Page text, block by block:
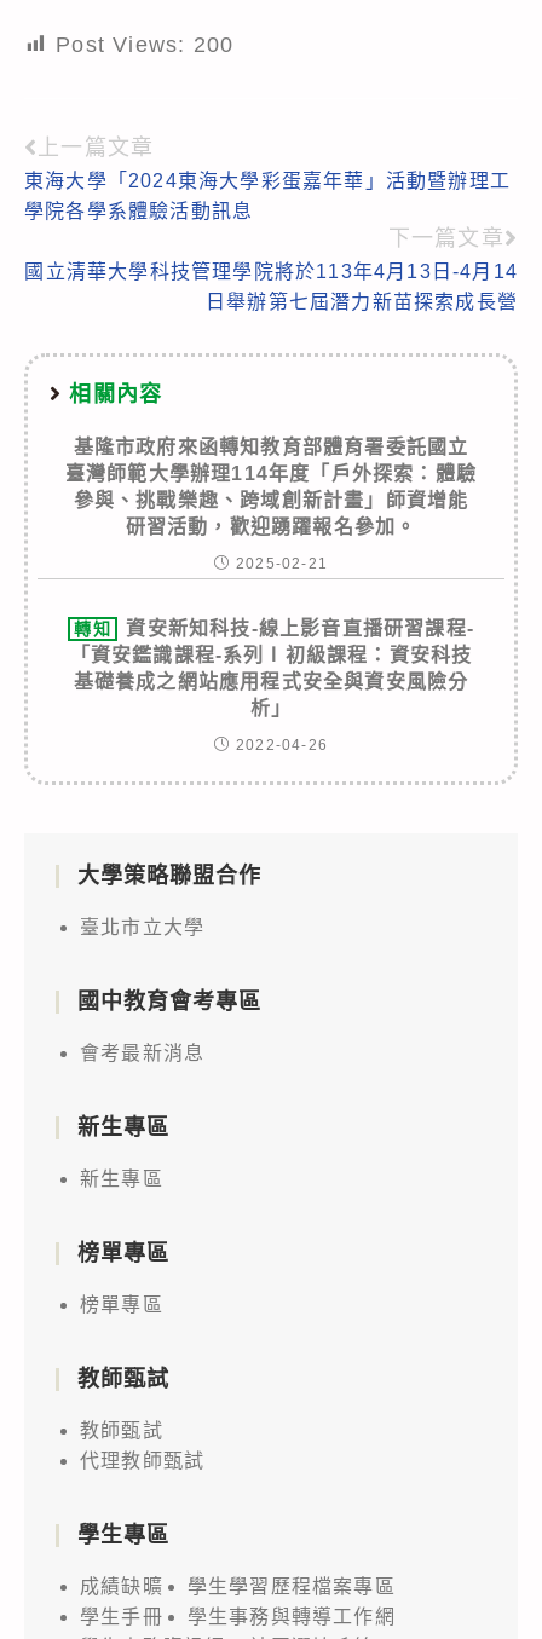
Post Views: 200
Read
more
上一篇文章
東海大學「2024東海大學彩蛋嘉年華」活動暨辦理工
學院各學系體驗活動訊息
下一篇文章
國立清華大學科技管理學院將於113年4月13日-4月14
日舉辦第七屆潛力新苗探索成長營
相關內容
基隆市政府來函轉知教育部體育署委託國立
臺灣師範大學辦理114年度「戶外探索：體驗
參與、挑戰樂趣、跨域創新計畫」師資增能
研習活動，歡迎踴躍報名參加。
2025-02-21
轉知
資安新知科技-線上影音直播研習課程-
「資安鑑識課程-系列Ⅰ初級課程：資安科技
基礎養成之網站應用程式安全與資安風險分
析」
2022-04-26
大學策略聯盟合作
臺北市立大學
國中教育會考專區
會考最新消息
新生專區
新生專區
榜單專區
榜單專區
教師甄試
教師甄試
代理教師甄試
學生專區
成績缺曠
學生學習歷程檔案專區
學生手冊
學生事務與轉導工作網